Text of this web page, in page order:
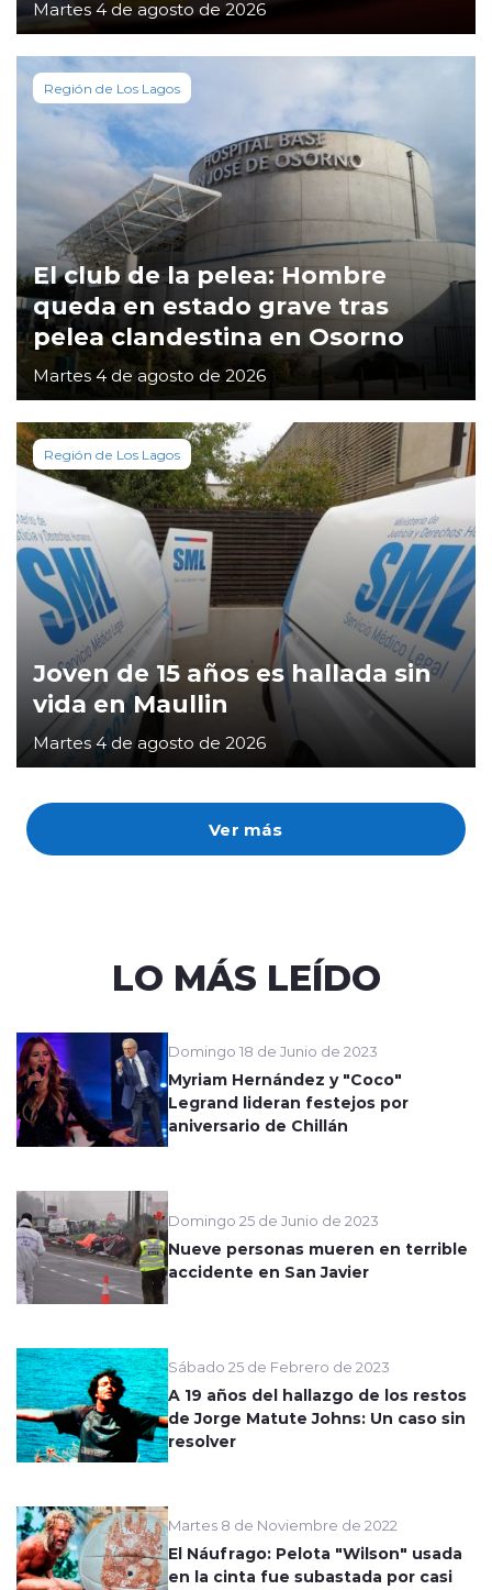
Ver más
Martes 4 de agosto de 2026
Región de Los Lagos
El club de la pelea: Hombre
queda en estado grave tras
pelea clandestina en Osorno
Martes 4 de agosto de 2026
Región de Los Lagos
Joven de 15 años es hallada sin
vida en Maullin
Martes 4 de agosto de 2026
LO MÁS LEÍDO
Domingo 18 de Junio de 2023
Myriam Hernández y "Coco"
Legrand lideran festejos por
aniversario de Chillán
Domingo 25 de Junio de 2023
Nueve personas mueren en terrible
accidente en San Javier
Sábado 25 de Febrero de 2023
A 19 años del hallazgo de los restos
de Jorge Matute Johns: Un caso sin
resolver
Martes 8 de Noviembre de 2022
El Náufrago: Pelota "Wilson" usada
en la cinta fue subastada por casi